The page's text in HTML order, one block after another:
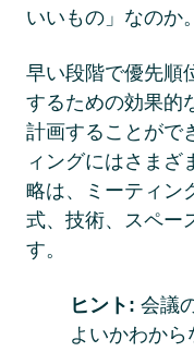
いいもの」なのか
早い段階で優先順
するための効果的
計画することがで
ィングにはさまざ
略は、ミーティン
式、技術、スペー
す。
ヒント: 会議
よいかわから